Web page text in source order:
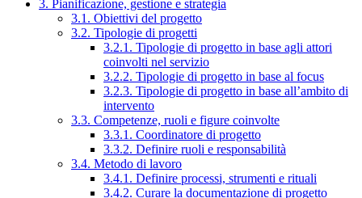
3. Pianificazione, gestione e strategia
3.1. Obiettivi del progetto
3.2. Tipologie di progetti
3.2.1. Tipologie di progetto in base agli attori
coinvolti nel servizio
3.2.2. Tipologie di progetto in base al focus
3.2.3. Tipologie di progetto in base all’ambito di
intervento
3.3. Competenze, ruoli e figure coinvolte
3.3.1. Coordinatore di progetto
3.3.2. Definire ruoli e responsabilità
3.4. Metodo di lavoro
3.4.1. Definire processi, strumenti e rituali
3.4.2. Curare la documentazione di progetto